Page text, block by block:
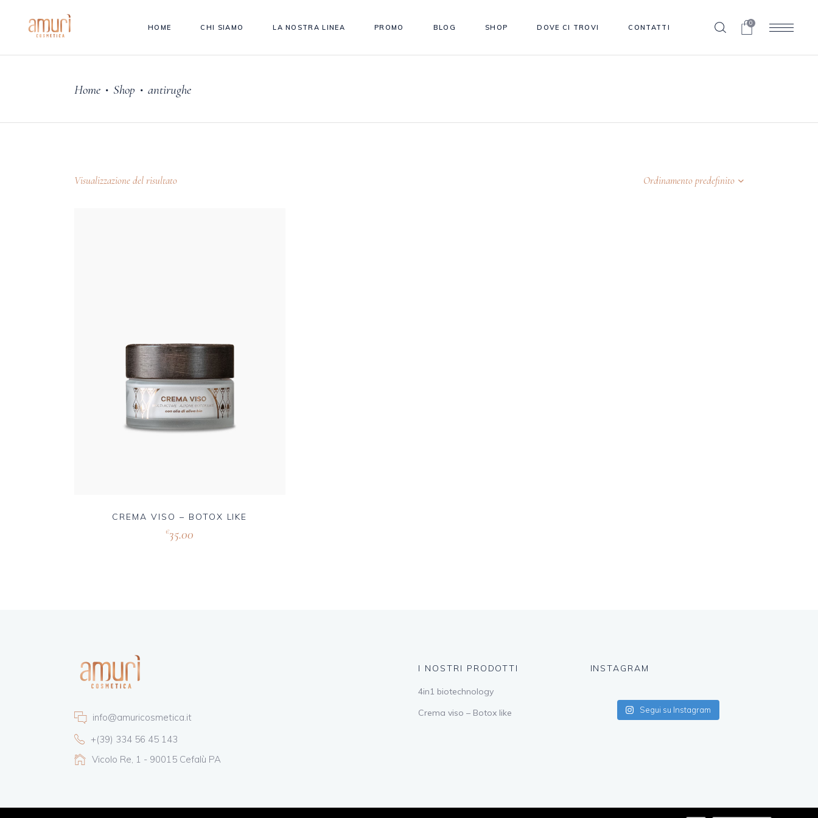
HOME CHI SIAMO LA NOSTRA LINEA PROMO BLOG SHOP DOVE CI TROVI CONTATTI 0
Home • Shop • antirughe
Visualizzazione del risultato Ordinamento predefinito
CREMA VISO – BOTOX LIKE
€35.00
info@amuricosmetica.it
+(39) 334 56 45 143
Vicolo Re, 1 - 90015 Cefalù PA
I NOSTRI PRODOTTI
4in1 biotechnology
Crema viso – Botox like
INSTAGRAM
Segui su Instagram